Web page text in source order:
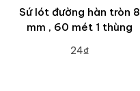
Sứ lót đường hàn tròn 8
mm , 60 mét 1 thùng
24₫